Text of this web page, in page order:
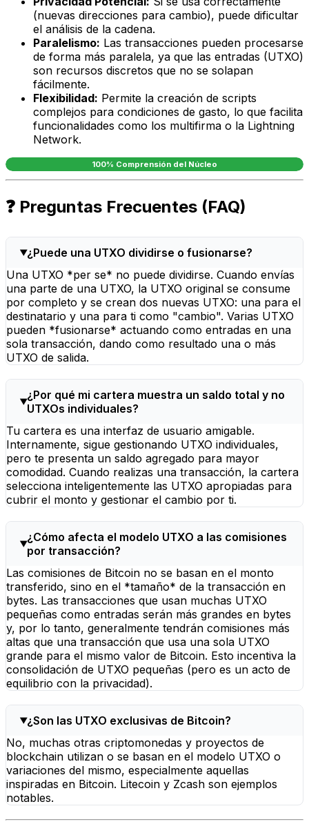
(nuevas direcciones para cambio), puede dificultar
el análisis de la cadena.
Paralelismo: Las transacciones pueden procesarse
de forma más paralela, ya que las entradas (UTXO)
son recursos discretos que no se solapan
fácilmente.
Flexibilidad: Permite la creación de scripts
complejos para condiciones de gasto, lo que facilita
funcionalidades como los multifirma o la Lightning
Network.
100% Comprensión del Núcleo
❓ Preguntas Frecuentes (FAQ)
¿Puede una UTXO dividirse o fusionarse?
Una UTXO *per se* no puede dividirse. Cuando envías
una parte de una UTXO, la UTXO original se consume
por completo y se crean dos nuevas UTXO: una para el
destinatario y una para ti como "cambio". Varias UTXO
pueden *fusionarse* actuando como entradas en una
sola transacción, dando como resultado una o más
UTXO de salida.
¿Por qué mi cartera muestra un saldo total y no
UTXOs individuales?
Tu cartera es una interfaz de usuario amigable.
Internamente, sigue gestionando UTXO individuales,
pero te presenta un saldo agregado para mayor
comodidad. Cuando realizas una transacción, la cartera
selecciona inteligentemente las UTXO apropiadas para
cubrir el monto y gestionar el cambio por ti.
¿Cómo afecta el modelo UTXO a las comisiones
por transacción?
Las comisiones de Bitcoin no se basan en el monto
transferido, sino en el *tamaño* de la transacción en
bytes. Las transacciones que usan muchas UTXO
pequeñas como entradas serán más grandes en bytes
y, por lo tanto, generalmente tendrán comisiones más
altas que una transacción que usa una sola UTXO
grande para el mismo valor de Bitcoin. Esto incentiva la
consolidación de UTXO pequeñas (pero es un acto de
equilibrio con la privacidad).
¿Son las UTXO exclusivas de Bitcoin?
No, muchas otras criptomonedas y proyectos de
blockchain utilizan o se basan en el modelo UTXO o
variaciones del mismo, especialmente aquellas
inspiradas en Bitcoin. Litecoin y Zcash son ejemplos
notables.